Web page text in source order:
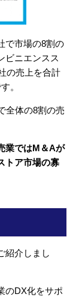
で市場の8割の
ビニエンスス
の売上を合計
。
全体の8割の売
業ではM＆Aが
トア市場の寡
紹介しまし
のDX化をサポ